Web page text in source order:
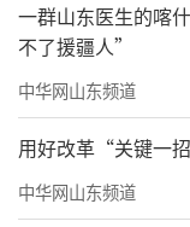
同时，样
统、全系卡萨
能遮阳、智慧
等全屋智慧体
来极致舒适的居
一群山东医生的喀
不了援疆人”
中华网山东频道
用好改革“关键一
中华网山东频道